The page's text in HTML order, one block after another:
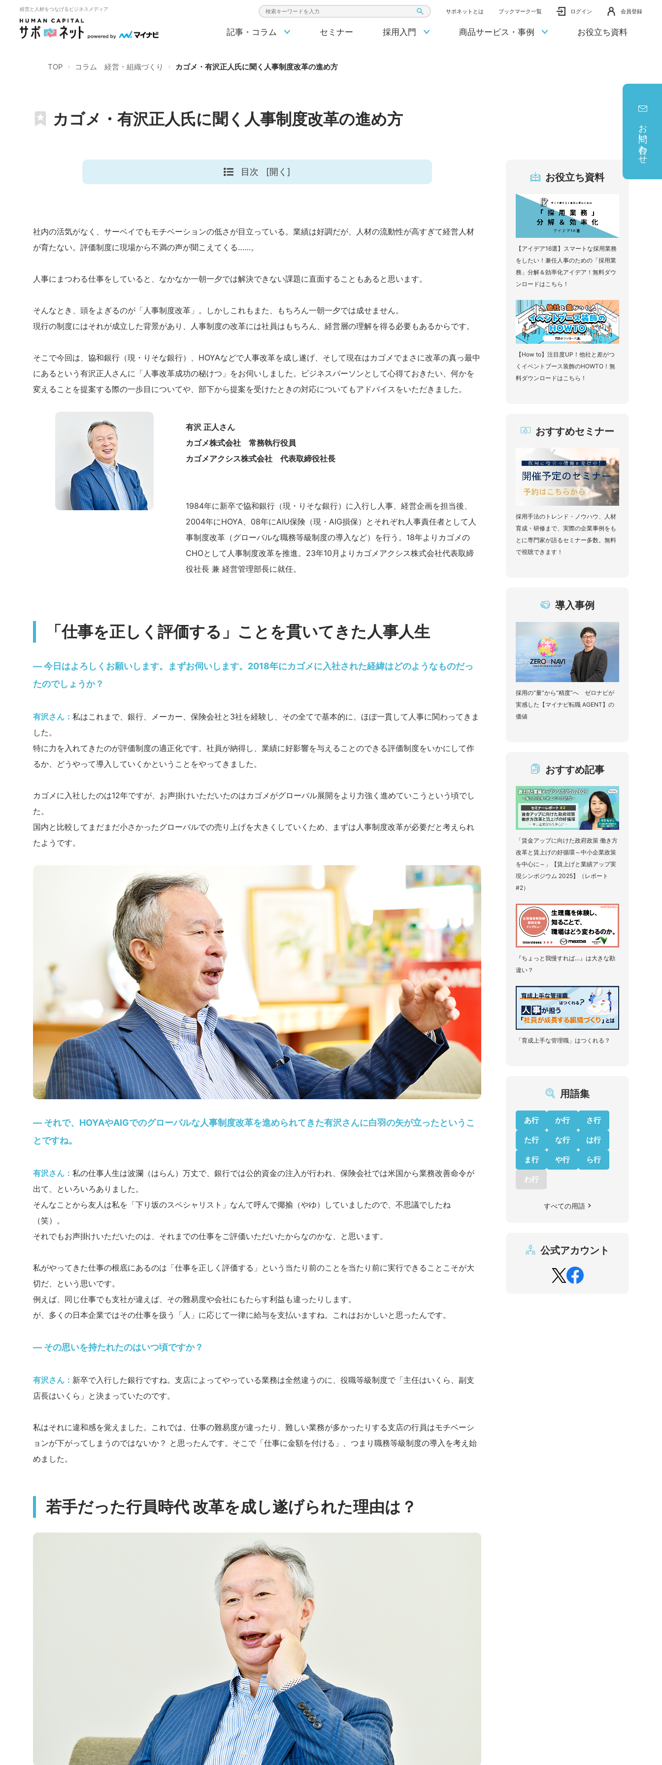
経営と人材をつなげるビジネスメディア
検索キーワード入力 サポネットとは ブックマーク一覧 ログイン 会員登録
記事・コラム セミナー 採用入門 商品サービス・事例 お役立ち資料
お問い合わせ
TOP コラム 経営・組織づくり カゴメ・有沢正人氏に聞く人事制度改革の進め方
カゴメ・有沢正人氏に聞く人事制度改革の進め方
目次 [開く]
社内の活気がなく、サーベイでもモチベーションの低さが目立っている。業績は好調だが、人材の流動性が高すぎて経営人材
が育たない。評価制度に現場から不満の声が聞こえてくる……。
人事にまつわる仕事をしていると、なかなか一朝一夕では解決できない課題に直面することもあると思います。
そんなとき、頭をよぎるのが「人事制度改革」。しかしこれもまた、もちろん一朝一夕では成せません。
現行の制度にはそれが成立した背景があり、人事制度の改革には社員はもちろん、経営層の理解を得る必要もあるからです。
そこで今回は、協和銀行（現・りそな銀行）、HOYAなどで人事改革を成し遂げ、そして現在はカゴメでまさに改革の真っ最中
にあるという有沢正人さんに「人事改革成功の秘けつ」をお伺いしました。ビジネスパーソンとして心得ておきたい、何かを
変えることを提案する際の一歩目についてや、部下から提案を受けたときの対応についてもアドバイスをいただきました。
有沢 正人さん
カゴメ株式会社 常務執行役員
カゴメアクシス株式会社 代表取締役社長
1984年に新卒で協和銀行（現・りそな銀行）に入行し人事、経営企画を担当後、
2004年にHOYA、08年にAIU保険（現・AIG損保）とそれぞれ人事責任者として人
事制度改革（グローバルな職務等級制度の導入など）を行う。18年よりカゴメの
CHOとして人事制度改革を推進。23年10月よりカゴメアクシス株式会社代表取締
役社長 兼 経営管理部長に就任。
「仕事を正しく評価する」ことを貫いてきた人事人生
― 今日はよろしくお願いします。まずお伺いします。2018年にカゴメに入社された経緯はどのようなものだっ
たのでしょうか？
有沢さん： 私はこれまで、銀行、メーカー、保険会社と3社を経験し、その全てで基本的に、ほぼ一貫して人事に関わってきま
した。
特に力を入れてきたのが評価制度の適正化です。社員が納得し、業績に好影響を与えることのできる評価制度をいかにして作
るか、どうやって導入していくかということをやってきました。
カゴメに入社したのは12年ですが、お声掛けいただいたのはカゴメがグローバル展開をより力強く進めていこうという頃でし
た。
国内と比較してまだまだ小さかったグローバルでの売り上げを大きくしていくため、まずは人事制度改革が必要だと考えられ
たようです。
― それで、HOYAやAIGでのグローバルな人事制度改革を進められてきた有沢さんに白羽の矢が立ったというこ
とですね。
有沢さん： 私の仕事人生は波瀾（はらん）万丈で、銀行では公的資金の注入が行われ、保険会社では米国から業務改善命令が
出て、といろいろありました。
そんなことから友人は私を「下り坂のスペシャリスト」なんて呼んで揶揄（やゆ）していましたので、不思議でしたね
（笑）。
それでもお声掛けいただいたのは、それまでの仕事をご評価いただいたからなのかな、と思います。
私がやってきた仕事の根底にあるのは「仕事を正しく評価する」という当たり前のことを当たり前に実行できることこそが大
切だ、という思いです。
例えば、同じ仕事でも支社が違えば、その難易度や会社にもたらす利益も違ったりします。
が、多くの日本企業ではその仕事を扱う「人」に応じて一律に給与を支払いますね。これはおかしいと思ったんです。
― その思いを持たれたのはいつ頃ですか？
有沢さん： 新卒で入行した銀行ですね。支店によってやっている業務は全然違うのに、役職等級制度で「主任はいくら、副支
店長はいくら」と決まっていたのです。
私はそれに違和感を覚えました。これでは、仕事の難易度が違ったり、難しい業務が多かったりする支店の行員はモチベーシ
ョンが下がってしまうのではないか？ と思ったんです。そこで「仕事に金額を付ける」、つまり職務等級制度の導入を考え始
めました。
若手だった行員時代 改革を成し遂げられた理由は？
お役立ち資料
【アイデア16選】スマートな採用業務
をしたい！兼任人事のための「採用業
務」分解＆効率化アイデア！無料ダウ
ンロードはこちら！
【How to】注目度UP！他社と差がつ
くイベントブース装飾のHOWTO！無
料ダウンロードはこちら！
おすすめセミナー
採用手法のトレンド・ノウハウ、人材
育成・研修まで、実際の企業事例をも
とに専門家が語るセミナー多数。無料
で視聴できます！
導入事例
採用の“量”から“精度”へ ゼロナビが
実感した【マイナビ転職 AGENT】の
価値
おすすめ記事
「賃金アップに向けた政府政策 働き方
改革と賃上げの好循環～中小企業政策
を中心に～」【賃上げと業績アップ実
現シンポジウム 2025】（レポート
#2）
『ちょっと我慢すれば…』は大きな勘
違い？
「育成上手な管理職」はつくれる？
用語集
あ行 か行 さ行
た行 な行 は行
ま行 や行 ら行
わ行
すべての用語
公式アカウント